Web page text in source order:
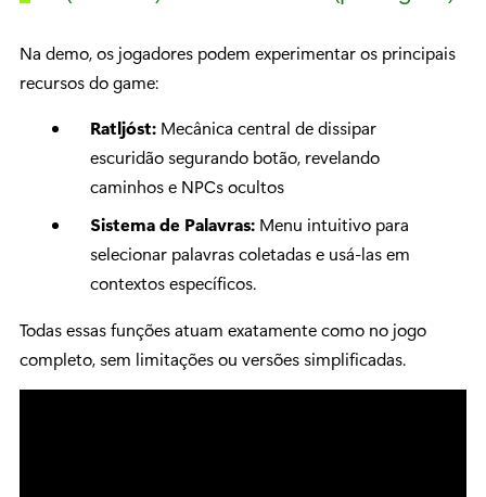
Na demo, os jogadores podem experimentar os principais
recursos do game:
Ratljóst:Mecânica central de dissipar
escuridão segurando botão, revelando
caminhos e NPCs ocultos
Sistema de Palavras:Menu intuitivo para
selecionar palavras coletadas e usá-las em
contextos específicos.
Todas essas funções atuam exatamente como no jogo
completo, sem limitações ou versões simplificadas.